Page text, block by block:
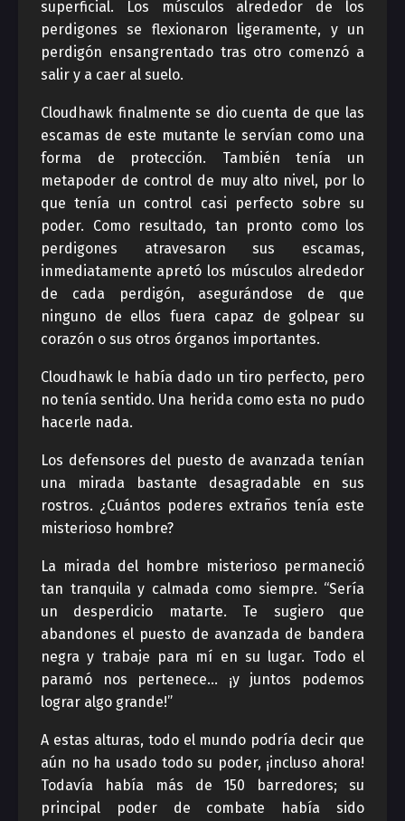
superficial. Los músculos alrededor de los
perdigones se flexionaron ligeramente, y un
perdigón ensangrentado tras otro comenzó a
salir y a caer al suelo.
Cloudhawk finalmente se dio cuenta de que las
escamas de este mutante le servían como una
forma de protección. También tenía un
metapoder de control de muy alto nivel, por lo
que tenía un control casi perfecto sobre su
poder. Como resultado, tan pronto como los
perdigones atravesaron sus escamas,
inmediatamente apretó los músculos alrededor
de cada perdigón, asegurándose de que
ninguno de ellos fuera capaz de golpear su
corazón o sus otros órganos importantes.
Cloudhawk le había dado un tiro perfecto, pero
no tenía sentido. Una herida como esta no pudo
hacerle nada.
Los defensores del puesto de avanzada tenían
una mirada bastante desagradable en sus
rostros. ¿Cuántos poderes extraños tenía este
misterioso hombre?
La mirada del hombre misterioso permaneció
tan tranquila y calmada como siempre. “Sería
un desperdicio matarte. Te sugiero que
abandones el puesto de avanzada de bandera
negra y trabaje para mí en su lugar. Todo el
paramó nos pertenece… ¡y juntos podemos
lograr algo grande!”
A estas alturas, todo el mundo podría decir que
aún no ha usado todo su poder, ¡incluso ahora!
Todavía había más de 150 barredores; su
principal poder de combate había sido